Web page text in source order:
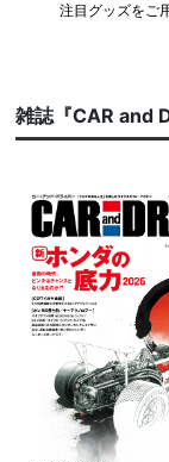
注目グッズをご
雑誌『CAR and